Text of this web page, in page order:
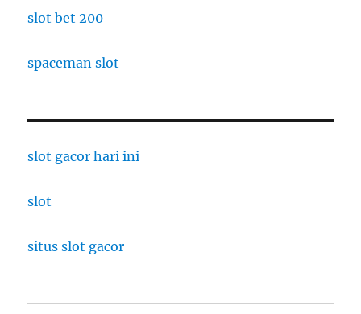
slot bet 200
spaceman slot
slot gacor hari ini
slot
situs slot gacor